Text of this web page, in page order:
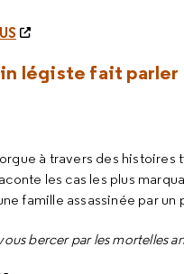
légiste fait parler
à travers des histoires
les cas les plus
famille assassinée par
bercer par les mortelles